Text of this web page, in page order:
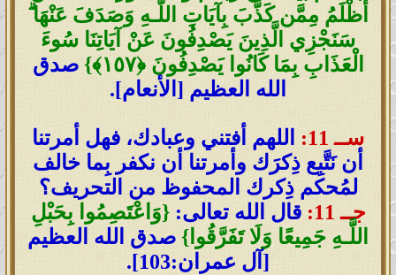
أَظْلَمُ مِمَّن كَذَّبَ بِآيَاتِ اللَّـهِ وَصَدَفَ عَنْهَا ۗ
سَنَجْزِي الَّذِينَ يَصْدِفُونَ عَنْ آيَاتِنَا سُوءَ
الْعَذَابِ بِمَا كَانُوا يَصْدِفُونَ ﴿١٥٧﴾}
صدق
الله العظيم [الأنعام].
ســ 11:
اللهم أفتني وعبادك، فهل أمرتنا
أن نَتَّبِع ذِكرَك وأمرتنا أن نكفر بِما خالف
لمُحكم ذِكرك المحفوظ من التحريف؟
جــ 11:
قال الله تعالى:{وَاعْتَصِمُوا بِحَبْلِ
اللَّـهِ جَمِيعًا وَلَا تَفَرَّقُوا} صدق الله العظيم
[آل عمران:103].